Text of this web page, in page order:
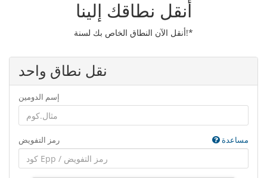
أنقل نطاقك إلينا
أنقل الآن النطاق الخاص بك لسنة!*
نقل نطاق واحد
إسم الدومين
رمز التفويض مساعدة